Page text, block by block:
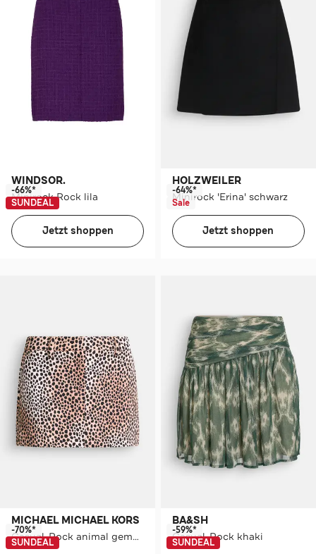
WINDSOR.
Minirock Rock lila
-66%*
SUNDEAL
Jetzt shoppen
HOLZWEILER
Minirock 'Erina' schwarz
-64%*
Sale
Jetzt shoppen
MICHAEL MICHAEL KORS
Casual-Rock animal gemustert
-70%*
SUNDEAL
BA&SH
Casual-Rock khaki
-59%*
SUNDEAL